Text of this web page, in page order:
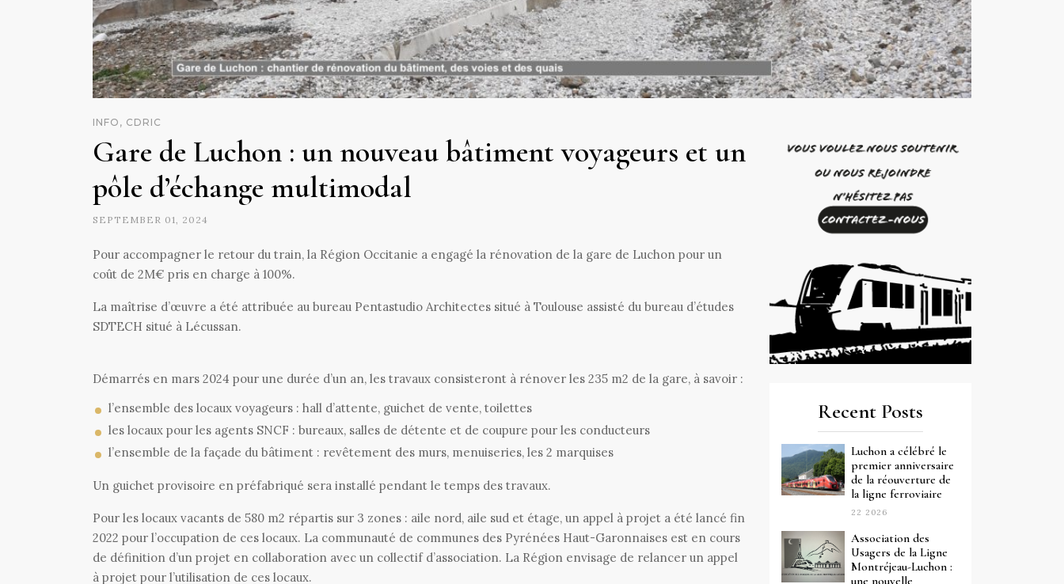
INFO, CDRIC
Gare de Luchon : un nouveau bâtiment voyageurs et un
pôle d’échange multimodal
SEPTEMBER 01, 2024
Pour accompagner le retour du train, la Région Occitanie a engagé la rénovation de la gare de Luchon pour un
coût de 2M€ pris en charge à 100%.
La maîtrise d’œuvre a été attribuée au bureau Pentastudio Architectes situé à Toulouse assisté du bureau d’études
SDTECH situé à Lécussan.
Démarrés en mars 2024 pour une durée d’un an, les travaux consisteront à rénover les 235 m2 de la gare, à savoir :
l’ensemble des locaux voyageurs : hall d’attente, guichet de vente, toilettes
les locaux pour les agents SNCF : bureaux, salles de détente et de coupure pour les conducteurs
l’ensemble de la façade du bâtiment : revêtement des murs, menuiseries, les 2 marquises
Un guichet provisoire en préfabriqué sera installé pendant le temps des travaux.
Pour les locaux vacants de 580 m2 répartis sur 3 zones : aile nord, aile sud et étage, un appel à projet a été lancé fin
2022 pour l’occupation de ces locaux. La communauté de communes des Pyrénées Haut-Garonnaises est en cours
de définition d’un projet en collaboration avec un collectif d’association. La Région envisage de relancer un appel
à projet pour l’utilisation de ces locaux.
Recent Posts
Luchon a célébré le
premier anniversaire
de la réouverture de
la ligne ferroviaire
22 2026
Association des
Usagers de la Ligne
Montréjeau-Luchon :
une nouvelle